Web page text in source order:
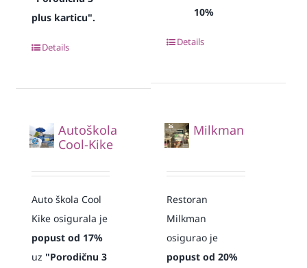
plus karticu".
Details
10%
Details
Autoškola
Cool-Kike
Auto škola Cool
Kike osigurala je
popust od 17%
uz "Porodičnu 3
Milkman
Restoran
Milkman
osigurao je
popust od 20%